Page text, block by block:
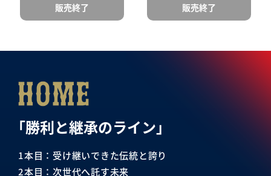
販売終了 販売終了
「勝利と継承のライン」
1本目：受け継いできた伝統と誇り
2本目：次世代へ託す未来